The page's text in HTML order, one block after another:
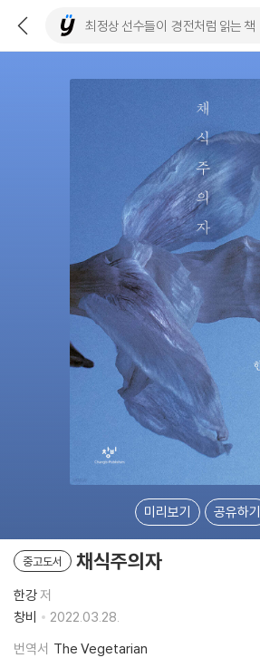
미리보기 공유하기
중고도서 채식주의자
한강저
창비
2022.03.28.
번역서 The Vegetarian